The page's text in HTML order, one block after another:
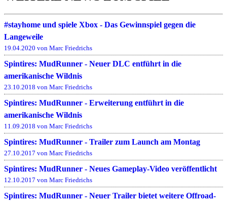
#stayhome und spiele Xbox - Das Gewinnspiel gegen die
Langeweile
19.04.2020 von Marc Friedrichs
Spintires: MudRunner - Neuer DLC entführt in die
amerikanische Wildnis
23.10.2018 von Marc Friedrichs
Spintires: MudRunner - Erweiterung entführt in die
amerikanische Wildnis
11.09.2018 von Marc Friedrichs
Spintires: MudRunner - Trailer zum Launch am Montag
27.10.2017 von Marc Friedrichs
Spintires: MudRunner - Neues Gameplay-Video veröffentlicht
12.10.2017 von Marc Friedrichs
Spintires: MudRunner - Neuer Trailer bietet weitere Offroad-